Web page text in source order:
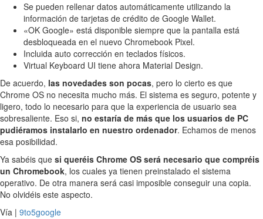
Se pueden rellenar datos automáticamente utilizando la
información de tarjetas de crédito de Google Wallet.
«OK Google» está disponible siempre que la pantalla está
desbloqueada en el nuevo Chromebook Pixel.
Incluida auto corrección en teclados físicos.
Virtual Keyboard UI tiene ahora Material Design.
De acuerdo, las novedades son pocas, pero lo cierto es que
Chrome OS no necesita mucho más. El sistema es seguro, potente y
ligero, todo lo necesario para que la experiencia de usuario sea
sobresaliente. Eso si, no estaría de más que los usuarios de PC
pudiéramos instalarlo en nuestro ordenador. Echamos de menos
esa posibilidad.
Ya sabéis que si queréis Chrome OS será necesario que compréis
un Chromebook, los cuales ya tienen preinstalado el sistema
operativo. De otra manera será casi imposible conseguir una copia.
No olvidéis este aspecto.
Vía | 9to5google